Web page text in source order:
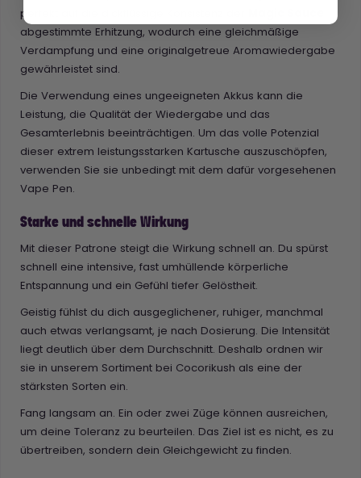
perfekt auf die dickflüssige Konsistenz der
abgestimmte Erhitzung, wodurch eine gleichmäßige
Verdampfung und eine originalgetreue Aromawiedergabe
gewährleistet sind.
Die Verwendung eines ungeeigneten Akkus kann die
Leistung, die Qualität der Wiedergabe und das
Gesamterlebnis beeinträchtigen. Um das volle Potenzial
dieser extrem leistungsstarken Kartusche auszuschöpfen,
verwenden Sie sie unbedingt mit dem dafür vorgesehenen
Vape Pen.
Starke und schnelle Wirkung
Mit dieser Patrone steigt die Wirkung schnell an. Du spürst
schnell eine intensive, fast umhüllende körperliche
Entspannung und ein Gefühl tiefer Gelöstheit.
Geistig fühlst du dich ausgeglichener, ruhiger, manchmal
auch etwas verlangsamt, je nach Dosierung. Die Intensität
liegt deutlich über dem Durchschnitt. Deshalb ordnen wir
sie in unserem Sortiment bei Cocorikush als eine der
stärksten Sorten ein.
Fang langsam an. Ein oder zwei Züge können ausreichen,
um deine Toleranz zu beurteilen. Das Ziel ist es nicht, es zu
übertreiben, sondern dein Gleichgewicht zu finden.